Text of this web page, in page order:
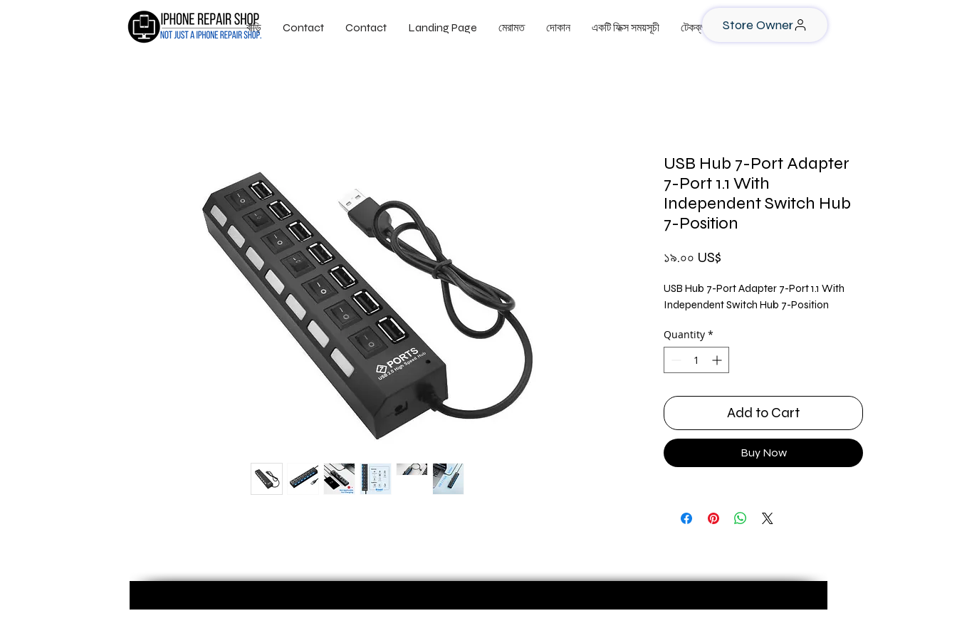
বাড়ি Contact Contact Landing Page মেরামত দোকান একটি ফিক্স সময়সূচী টেকব্লগ Store Owner
USB Hub 7-Port Adapter
7-Port 1.1 With
Independent Switch Hub
7-Position
১৯.০০ US$
USB Hub 7-Port Adapter 7-Port 1.1 With
Independent Switch Hub 7-Position
Quantity *
Add to Cart
Buy Now